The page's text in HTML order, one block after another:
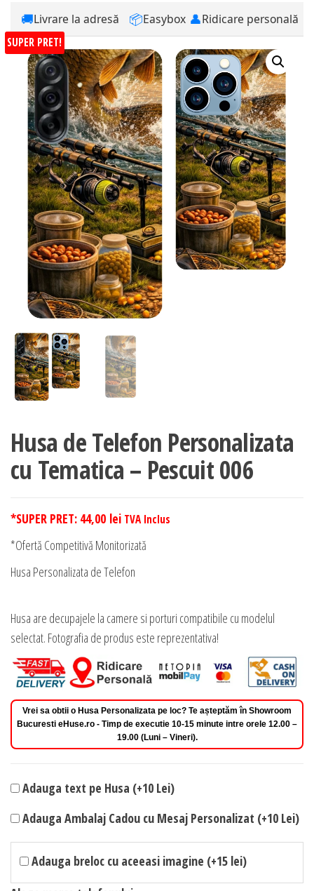
🚚Livrare la adresă 📦Easybox 👤Ridicare personală
SUPER PRET!
Husa de Telefon Personalizata
cu Tematica – Pescuit 006
*SUPER PRET: 44,00 lei TVA Inclus
*Ofertă Competitivă Monitorizată
Husa Personalizata de Telefon
Husa are decupajele la camere si porturi compatibile cu modelul
selectat. Fotografia de produs este reprezentativa!
Vrei sa obtii o Husa Personalizata pe loc? Te așteptăm în Showroom
Bucuresti eHuse.ro - Timp de executie 10-15 minute intre orele 12.00 –
19.00 (Luni – Vineri).
Adauga text pe Husa (+10 Lei)
Adauga Ambalaj Cadou cu Mesaj Personalizat (+10 Lei)
Adauga breloc cu aceeasi imagine (+15 lei)